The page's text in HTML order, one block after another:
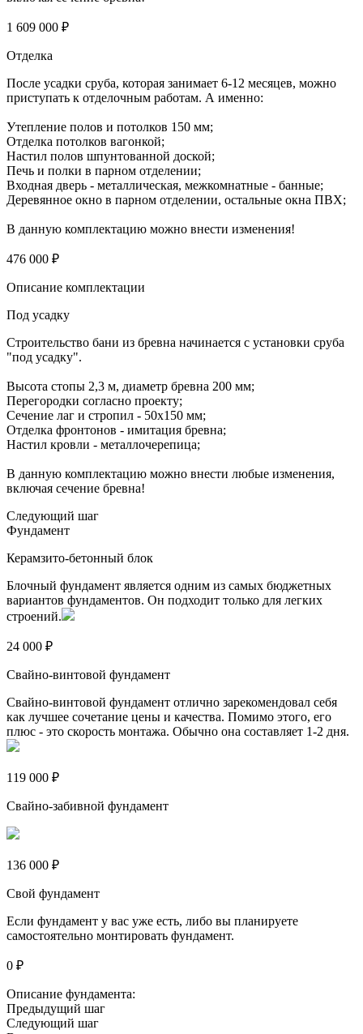
1 609 000 ₽
Отделка
После усадки сруба, которая занимает 6-12 месяцев, можно
приступать к отделочным работам. А именно:
Утепление полов и потолков 150 мм;
Отделка потолков вагонкой;
Настил полов шпунтованной доской;
Печь и полки в парном отделении;
Входная дверь - металлическая, межкомнатные - банные;
Деревянное окно в парном отделении, остальные окна ПВХ;
В данную комплектацию можно внести изменения!
476 000 ₽
Описание комплектации
Под усадку
Строительство бани из бревна начинается с установки сруба
"под усадку".
Высота стопы 2,3 м, диаметр бревна 200 мм;
Перегородки согласно проекту;
Сечение лаг и стропил - 50х150 мм;
Отделка фронтонов - имитация бревна;
Настил кровли - металлочерепица;
В данную комплектацию можно внести любые изменения,
включая сечение бревна!
Следующий шаг
Фундамент
Керамзито-бетонный блок
Блочный фундамент является одним из самых бюджетных
вариантов фундаментов. Он подходит только для легких
строений.
24 000 ₽
Свайно-винтовой фундамент
Свайно-винтовой фундамент отлично зарекомендовал себя
как лучшее сочетание цены и качества. Помимо этого, его
плюс - это скорость монтажа. Обычно она составляет 1-2 дня.
119 000 ₽
Свайно-забивной фундамент
136 000 ₽
Свой фундамент
Если фундамент у вас уже есть, либо вы планируете
самостоятельно монтировать фундамент.
0 ₽
Описание фундамента:
Предыдущий шаг
Следующий шаг